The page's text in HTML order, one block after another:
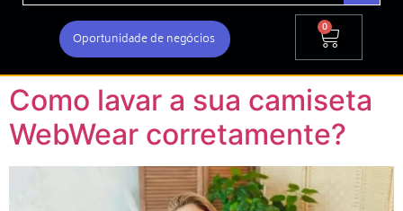
Oportunidade de negócios
0
Como lavar a sua camiseta
WebWear corretamente?